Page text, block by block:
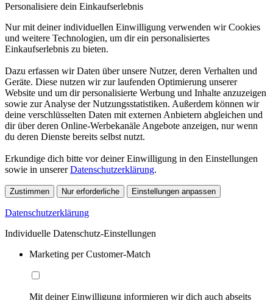
Personalisiere dein Einkaufserlebnis
Nur mit deiner individuellen Einwilligung verwenden wir Cookies
und weitere Technologien, um dir ein personalisiertes
Einkaufserlebnis zu bieten.
Dazu erfassen wir Daten über unsere Nutzer, deren Verhalten und
Geräte. Diese nutzen wir zur laufenden Optimierung unserer
Website und um dir personalisierte Werbung und Inhalte anzuzeigen
sowie zur Analyse der Nutzungsstatistiken. Außerdem können wir
deine verschlüsselten Daten mit externen Anbietern abgleichen und
dir über deren Online-Werbekanäle Angebote anzeigen, nur wenn
du deren Dienste bereits selbst nutzt.
Erkundige dich bitte vor deiner Einwilligung in den Einstellungen
sowie in unsererDatenschutzerklärung.
Zustimmen Nur erforderliche Einstellungen anpassen
Datenschutzerklärung
Individuelle Datenschutz-Einstellungen
Marketing per Customer-Match
Mit deiner Einwilligung informieren wir dich auch abseits